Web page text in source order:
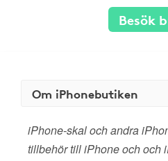
Besök
Om iPhonebutiken
iPhone-skal och andra
tillbehör till iPhone och och